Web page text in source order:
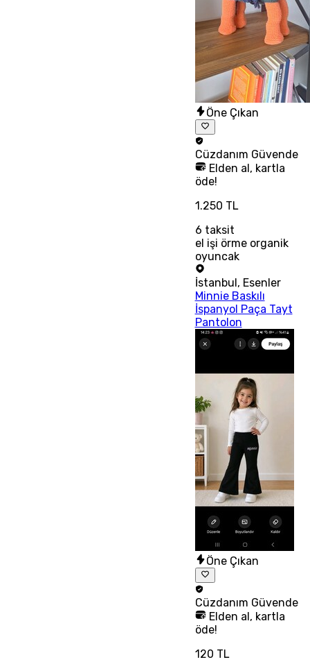
Öne Çıkan
Cüzdanım Güvende
Elden al, kartla
öde!
1.250 TL
6 taksit
el işi örme organik
oyuncak
İstanbul, Esenler
Minnie Baskılı
İspanyol Paça Tayt
Pantolon
Öne Çıkan
Cüzdanım Güvende
Elden al, kartla
öde!
120 TL